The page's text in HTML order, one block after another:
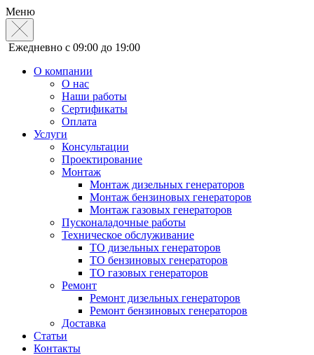
Меню
Ежедневно с 09:00 до 19:00
О компании
О нас
Наши работы
Сертификаты
Оплата
Услуги
Консультации
Проектирование
Монтаж
Монтаж дизельных генераторов
Монтаж бензиновых генераторов
Монтаж газовых генераторов
Пусконаладочные работы
Техническое обслуживание
ТО дизельных генераторов
ТО бензиновых генераторов
ТО газовых генераторов
Ремонт
Ремонт дизельных генераторов
Ремонт бензиновых генераторов
Доставка
Статьи
Контакты